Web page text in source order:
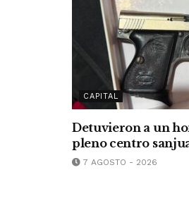
CAPITAL
Detuvieron a un
pleno centro
7 AGOSTO - 2026